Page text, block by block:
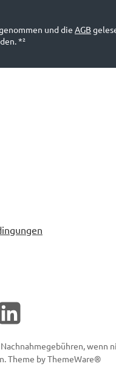
und die AGB
*²
LinkedIn
wenn
Theme byThemeWare®